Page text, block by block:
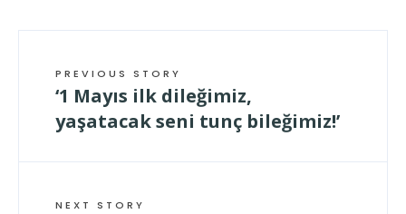
PREVIOUS STORY
‘1 Mayıs ilk dileğimiz,
yaşatacak seni tunç bileğimiz!’
NEXT STORY